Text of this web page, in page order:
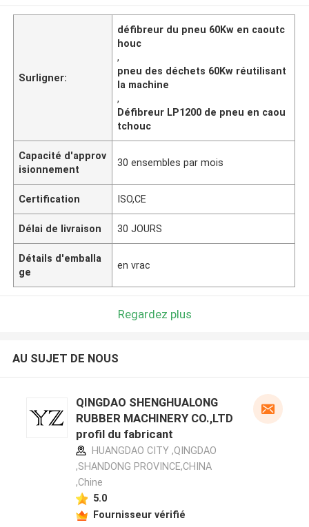
Surligner:
défibreur du pneu 60Kw en caoutc
houc
,
pneu des déchets 60Kw réutilisant
la machine
,
Défibreur LP1200 de pneu en caou
tchouc
Capacité d'approv
isionnement
30 ensembles par mois
Certification ISO,CE
Délai de livraison 30 JOURS
Détails d'emballa
ge
en vrac
Regardez plus
AU SUJET DE NOUS
QINGDAO SHENGHUALONG
RUBBER MACHINERY CO.,LTD
profil du fabricant
HUANGDAO CITY ,QINGDAO
,SHANDONG PROVINCE,CHINA
,Chine
5.0
Fournisseur vérifié